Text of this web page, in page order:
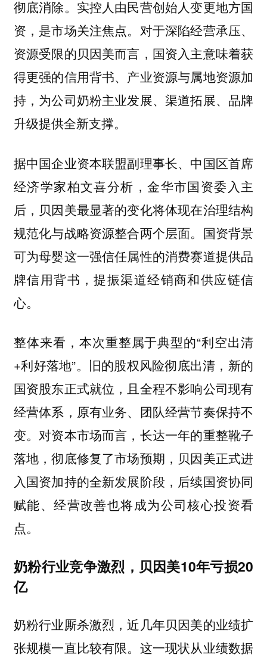
彻底消除。实控人由民营创始人变更地方国
资，是市场关注焦点。 对于深陷经营承压、
资源受限的贝因美而言，国资入主意味着获
得更强的信用背书、产业资源与属地资源加
持，为公司奶粉主业发展、渠道拓展、品牌
升级提供全新支撑。
据中国企业资本联盟副理事长、中国区首席
经济学家柏文喜分析，金华市国资委入主
后，贝因美最显著的变化将体现在治理结构
规范化与战略资源整合两个层面。 国资背景
可为母婴这一强信任属性的消费赛道提供品
牌信用背书，提振渠道经销商和供应链信
心。
整体来看，本次重整属于典型的“利空出清
+利好落地”。旧的股权风险彻底出清，新的
国资股东正式就位，且全程不影响公司现有
经营体系，原有业务、团队经营节奏保持不
变。对资本市场而言，长达一年的重整靴子
落地，彻底修复了市场预期，贝因美正式进
入国资加持的全新发展阶段，后续国资协同
赋能、经营改善也将成为公司核心投资看
点。
奶粉行业竞争激烈，贝因美10年亏损20
亿
奶粉行业厮杀激烈，近几年贝因美的业绩扩
张规模一直比较有限。这一现状从业绩数据